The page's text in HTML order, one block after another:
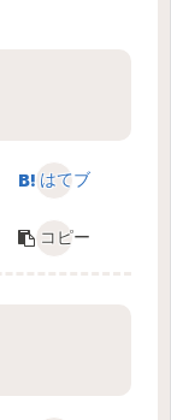
はてブ
コピー